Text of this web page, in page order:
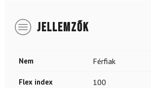
JELLEMZŐK
Nem Férfiak
Flex index 100